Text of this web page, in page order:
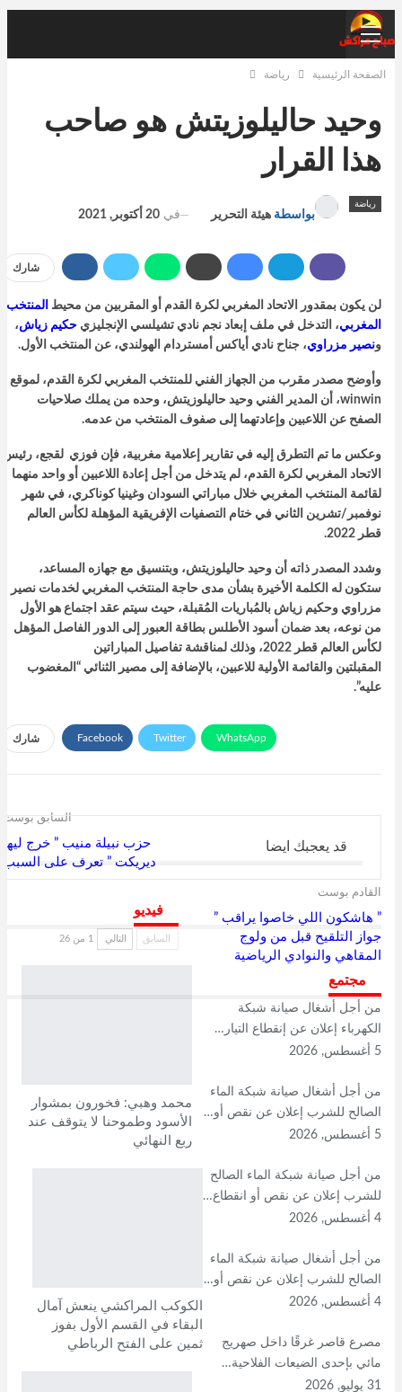
الصفحة الرئيسية رياضة
وحيد حاليلوزيتش هو صاحب
هذا القرار
رياضة
بواسطة هيئة التحرير في 20 أكتوبر, 2021
شارك
لن يكون بمقدور الاتحاد المغربي لكرة القدم أو المقربين من محيط المنتخب
المغربي، التدخل في ملف إبعاد نجم نادي تشيلسي الإنجليزي حكيم زياش،
ونصير مزراوي، جناح نادي أياكس أمستردام الهولندي، عن المنتخب الأول.
وأوضح مصدر مقرب من الجهاز الفني للمنتخب المغربي لكرة القدم، لموقع
winwin، أن المدير الفني وحيد حاليلوزيتش، وحده من يملك صلاحيات
الصفح عن اللاعبين وإعادتهما إلى صفوف المنتخب من عدمه.
وعكس ما تم التطرق إليه في تقارير إعلامية مغربية، فإن فوزي لقجع، رئيس
الاتحاد المغربي لكرة القدم، لم يتدخل من أجل إعادة اللاعبين أو واحد منهما
لقائمة المنتخب المغربي خلال مباراتي السودان وغينيا كوناكري، في شهر
نوفمبر/تشرين الثاني في ختام التصفيات الإفريقية المؤهلة لكأس العالم
قطر 2022.
وشدد المصدر ذاته أن وحيد حاليلوزيتش، وبتنسيق مع جهازه المساعد،
ستكون له الكلمة الأخيرة بشأن مدى حاجة المنتخب المغربي لخدمات نصير
مزراوي وحكيم زياش بالمُباريات المُقبلة، حيث سيتم عقد اجتماع هو الأول
من نوعه، بعد ضمان أسود الأطلس بطاقة العبور إلى الدور الفاصل المؤهل
لكأس العالم قطر 2022، وذلك لمناقشة تفاصيل المباراتين
المقبلتين والقائمة الأولية للاعبين، بالإضافة إلى مصير الثنائي “المغضوب
عليه”.
شارك Facebook Twitter WhatsApp
السابق بوست
حزب نبيلة منيب ” خرج ليها
ديريكت ” تعرف على السبب
القادم بوست
” هاشكون اللي خاصوا يراقب ”
جواز التلقيح قبل من ولوج
المقاهي والنوادي الرياضية
قد يعجبك ايضا
محمد وهبي: فخورون بمشوار
الأسود وطموحنا لا يتوقف عند
ربع النهائي
الكوكب المراكشي ينعش آمال
البقاء في القسم الأول بفوز
ثمين على الفتح الرباطي
فيديو
السابق التالي 1 من 26
مجتمع
من أجل أشغال صيانة شبكة
الكهرباء إعلان عن إنقطاع التيار…
5 أغسطس, 2026
من أجل أشغال صيانة شبكة الماء
الصالح للشرب إعلان عن نقص أو…
5 أغسطس, 2026
من أجل صيانة شبكة الماء الصالح
للشرب إعلان عن نقص أو انقطاع…
4 أغسطس, 2026
من أجل أشغال صيانة شبكة الماء
الصالح للشرب إعلان عن نقص أو…
4 أغسطس, 2026
مصرع قاصر غرقًا داخل صهريج
مائي بإحدى الضيعات الفلاحية…
31 يوليو, 2026